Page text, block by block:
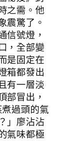
之需。他
震驚了。
信號燈，
，全部變
是固定在
箱都發出
有一層淡
部冒出，
過頭的氣
」廖沾沾
氣味都極